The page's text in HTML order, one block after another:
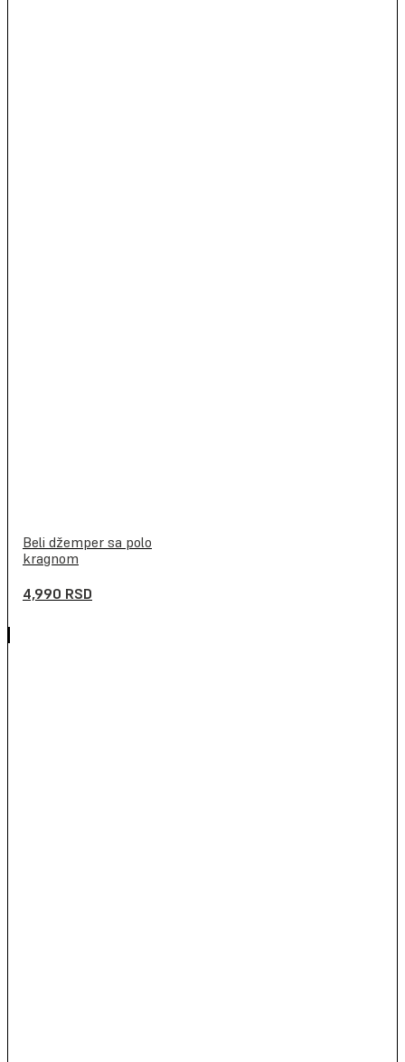
Beli džemper sa polo
kragnom
4,990 RSD